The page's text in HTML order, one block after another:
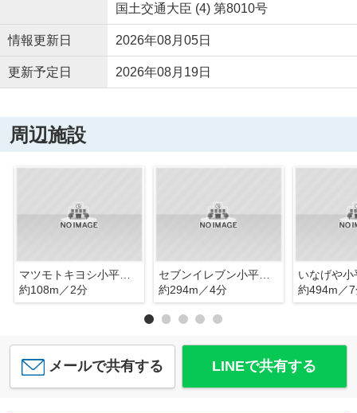
国土交通大臣 (4) 第8010号
情報更新日 2026年08月05日
更新予定日 2026年08月19日
周辺施設
マツモトキヨシ小平仲町店
約108m／2分
セブンイレブン小平仲町店
約294m／4分
いなげや小
約494m／
メールで共有する LINEで共有する